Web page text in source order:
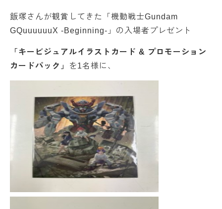
飯塚さんが観賞してきた「機動戦士Gundam
GQuuuuuuX -Beginning-」の入場者プレゼント
「キービジュアルイラストカード & プロモーション
カードパック」
を1名様に、